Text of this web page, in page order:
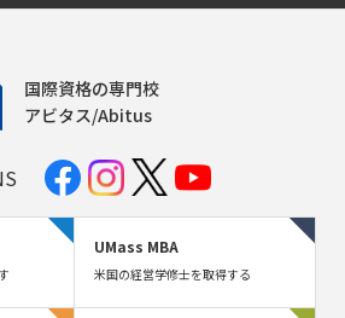
国際資格の専門校
アビタス/Abitus
UMass MBA
米国の経営学修士を取得する